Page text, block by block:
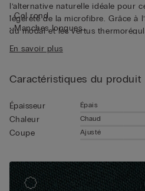
l’alternative naturelle idéale pour
légèreté de la microfibre. Grâce à
du modal et les vertus
à manches longues garantit un
la température ou la saison. De par
porter sous une veste pour un
• Col rond
• Manches longues
• Le mannequin mesure 1,85 m et
En savoir plus
Caractéristiques du produit
Épaisseur Épais
Chaleur Chaud
Coupe Ajusté